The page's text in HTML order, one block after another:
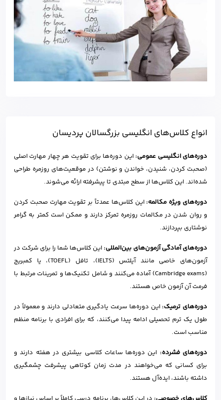
انواع کلاس‌های انگلیسی بزرگسالان پردیسان
دوره‌های انگلیسی عمومی:این دوره‌ها برای تقویت هر چهار مهارت اصلی
(صحبت کردن، شنیدن، خواندن و نوشتن) در موقعیت‌های روزمره طراحی
شده‌اند. این کلاس‌ها از سطح مبتدی تا پیشرفته ارائه می‌شوند.
دوره‌های ویژه مکالمه:این کلاس‌ها عمدتاً بر تقویت مهارت صحبت کردن
و روان شدن در مکالمات روزمره تمرکز دارند و ممکن است کمتر به گرامر
نوشتاری بپردازند.
دوره‌های آمادگی آزمون‌های بین‌المللی: این کلاس‌ها شما را برای شرکت در
آزمون‌های خاصی مانند آیلتس (IELTS)، تافل (TOEFL)، یا کمبریج
(Cambridge exams) آماده می‌کنند و شامل تکنیک‌ها و تمرینات مرتبط با
فرمت آن آزمون خاص هستند.
دوره‌های ترمیک:این دوره‌ها سرعت یادگیری متعادلی دارند و معمولاً در
طول یک ترم تحصیلی ادامه پیدا می‌کنند، که برای افرادی با برنامه منظم
مناسب است.
دوره‌های فشرده: این دوره‌ها ساعات کلاسی بیشتری در هفته دارند و
برای کسانی که می‌خواهند در مدت زمان کوتاهی پیشرفت چشمگیری
داشته باشند، ایده‌آل هستند.